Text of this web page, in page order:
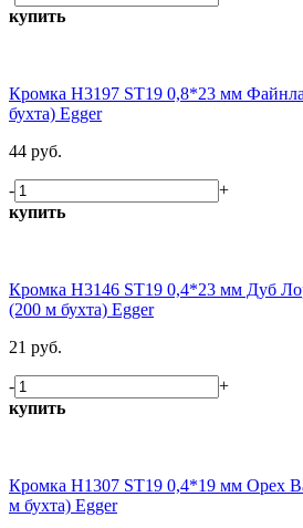
купить
Кромка H3197 ST19 0,8*23 мм
бухта) Egger
44 руб.
-
+
купить
Кромка H3146 ST19 0,4*23 мм Дуб
(200 м бухта) Egger
21 руб.
-
+
купить
Кромка H1307 ST19 0,4*19 мм Орех
м бухта) Egger